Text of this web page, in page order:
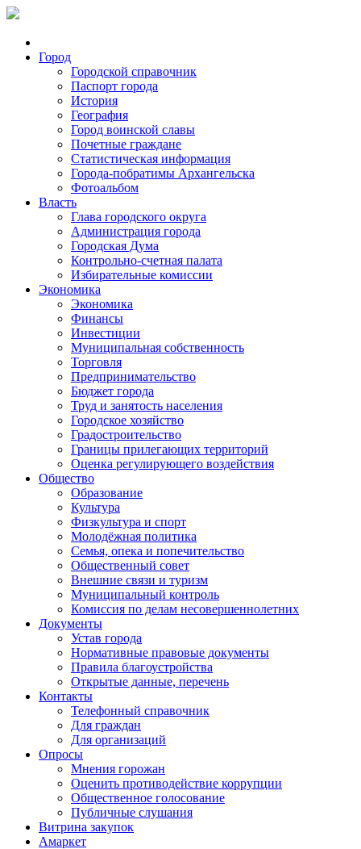
Город
Городской справочник
Паспорт города
История
География
Город воинской славы
Почетные граждане
Статистическая информация
Города-побратимы Архангельска
Фотоальбом
Власть
Глава городского округа
Администрация города
Городская Дума
Контрольно-счетная палата
Избирательные комиссии
Экономика
Экономика
Финансы
Инвестиции
Муниципальная собственность
Торговля
Предпринимательство
Бюджет города
Труд и занятость населения
Городское хозяйство
Градостроительство
Границы прилегающих территорий
Оценка регулирующего воздействия
Общество
Образование
Культура
Физкультура и спорт
Молодёжная политика
Семья, опека и попечительство
Общественный совет
Внешние связи и туризм
Муниципальный контроль
Комиссия по делам несовершеннолетних
Документы
Устав города
Нормативные правовые документы
Правила благоустройства
Открытые данные, перечень
Контакты
Телефонный справочник
Для граждан
Для организаций
Опросы
Мнения горожан
Оценить противодействие коррупции
Общественное голосование
Публичные слушания
Витрина закупок
Амаркет